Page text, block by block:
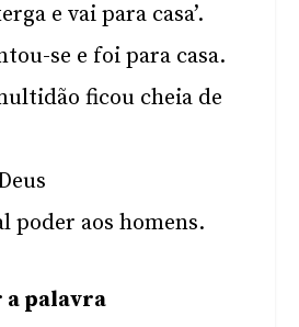
e vai para casa’.
se e foi para casa.
ficou cheia de
poder aos homens.
palavra